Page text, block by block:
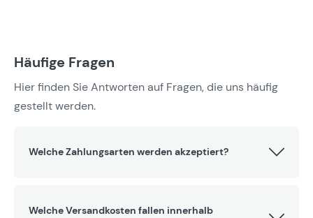
Häufige Fragen
Hier finden Sie Antworten auf Fragen, die uns häufig
gestellt werden.
Welche Zahlungsarten werden akzeptiert?
Welche Versandkosten fallen innerhalb